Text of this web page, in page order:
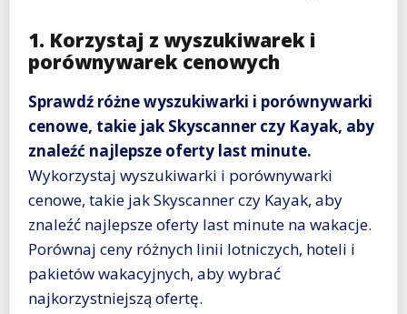
1. Korzystaj z wyszukiwarek i
porównywarek cenowych
Sprawdź różne wyszukiwarki i porównywarki
cenowe, takie jak Skyscanner czy Kayak, aby
znaleźć najlepsze oferty last minute.
Wykorzystaj wyszukiwarki i porównywarki
cenowe, takie jak Skyscanner czy Kayak, aby
znaleźć najlepsze oferty last minute na wakacje.
Porównaj ceny różnych linii lotniczych, hoteli i
pakietów wakacyjnych, aby wybrać
najkorzystniejszą ofertę.